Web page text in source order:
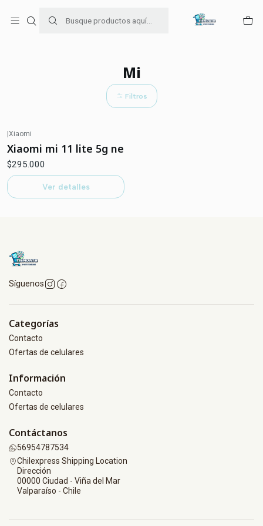
+56954787534
Mi
Filtros
|Xiaomi
Xiaomi mi 11 lite 5g ne
$295.000
Ver detalles
Síguenos
Categorías
Contacto
Ofertas de celulares
Información
Contacto
Ofertas de celulares
Contáctanos
56954787534
Chilexpress Shipping Location
Dirección
00000 Ciudad - Viña del Mar
Valparaíso - Chile